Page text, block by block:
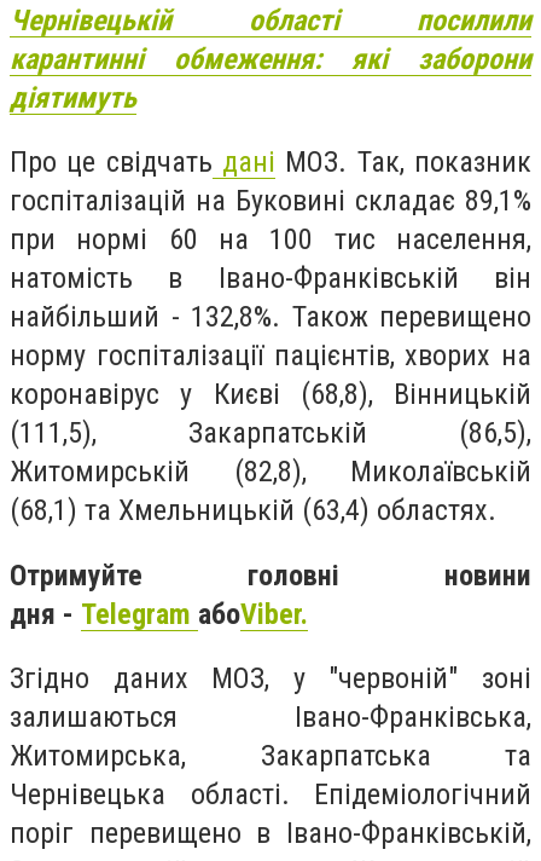
Чернівецькій області посилили
карантинні обмеження: які заборони
діятимуть
Про це свідчать дані МОЗ. Так, показник
госпіталізацій на Буковині складає 89,1%
при нормі 60 на 100 тис населення,
натомість в Івано-Франківській він
найбільший - 132,8%. Також перевищено
норму госпіталізації пацієнтів, хворих на
коронавірус у Києві (68,8), Вінницькій
(111,5), Закарпатській (86,5),
Житомирській (82,8), Миколаївській
(68,1) та Хмельницькій (63,4) областях.
Отримуйте головні новини
дня - Telegram абоViber.
Згідно даних МОЗ, у "червоній" зоні
залишаються Івано-Франківська,
Житомирська, Закарпатська та
Чернівецька області. Епідеміологічний
поріг перевищено в Івано-Франківській,